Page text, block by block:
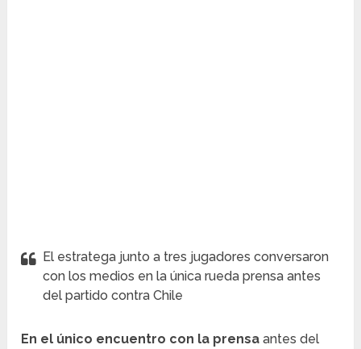
El estratega junto a tres jugadores conversaron
con los medios en la única rueda prensa antes
del partido contra Chile
En el único encuentro con la prensa antes del